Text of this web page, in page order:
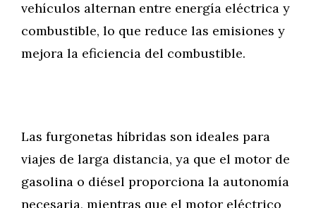
vehículos alternan entre energía eléctrica y
combustible, lo que reduce las emisiones y
mejora la eficiencia del combustible.
Las furgonetas híbridas son ideales para
viajes de larga distancia, ya que el motor de
gasolina o diésel proporciona la autonomía
necesaria, mientras que el motor eléctrico